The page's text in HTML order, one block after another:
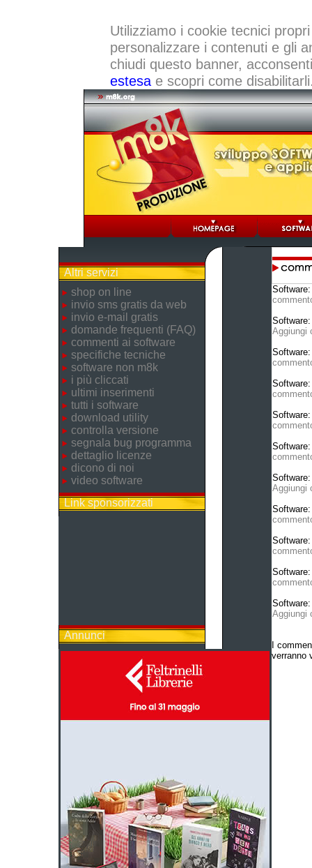
Utilizziamo i cookie tecnici
personalizzare i contenuti e gli
chiudi questo banner,
estesae scopri come
Altri servizi
shop on line
invio sms gratis da web
invio e-mail gratis
domande frequenti (FAQ)
commenti ai software
specifiche tecniche
software non m8k
i più cliccati
ultimi inserimenti
tutti i software
download utility
controlla versione
segnala bug programma
dettaglio licenze
dicono di noi
video software
Link sponsorizzati
Annunci
Aggiungi
Aggiungi
Aggiungi
I
verranno